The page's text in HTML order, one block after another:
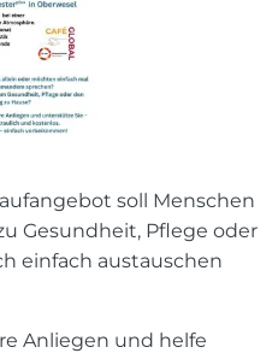
soll Menschen
Gesundheit, Pflege oder
einfach austauschen
Anliegen und helfe